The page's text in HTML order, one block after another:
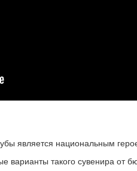
является национальным
варианты такого сувенира от